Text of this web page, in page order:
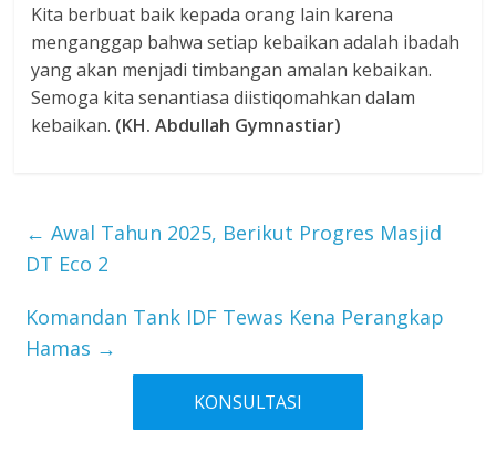
Kita berbuat baik kepada orang lain karena
menganggap bahwa setiap kebaikan adalah ibadah
yang akan menjadi timbangan amalan kebaikan.
Semoga kita senantiasa diistiqomahkan dalam
kebaikan. (KH. Abdullah Gymnastiar)
← Awal Tahun 2025, Berikut Progres Masjid
DT Eco 2
Komandan Tank IDF Tewas Kena Perangkap
Hamas →
KONSULTASI